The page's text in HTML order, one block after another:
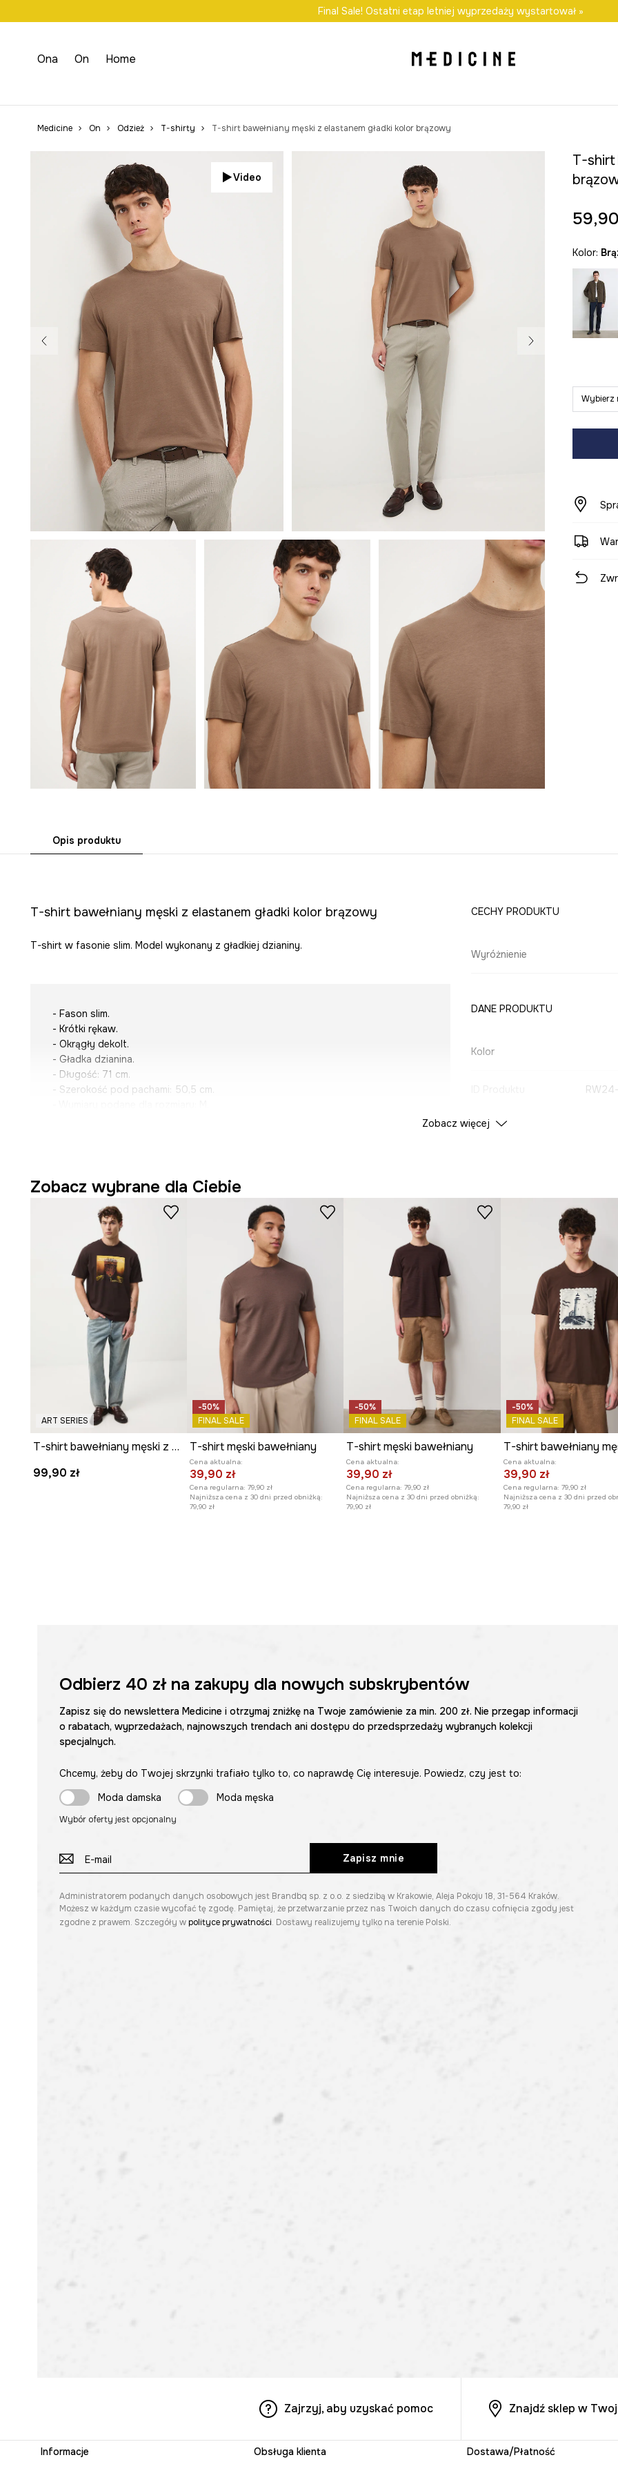
Wysyłka nawet w 24h Darmowa dostawa do salonów
Final Sale! Ostatni etap letniej wyprzedaży wystartował »
Ona On Home
Medicine On Odzież T-shirty T-shirt bawełniany męski z elastanem gładki kolor brązowy
Video
T-shirt
Kolor:
Wybierz
Opis produktu
T-shirt bawełniany męski z elastanem gładki kolor brązowy
T-shirt w fasonie slim. Model wykonany z gładkiej dzianiny.
- Fason slim.
- Krótki rękaw.
- Okrągły dekolt.
- Gładka dzianina.
- Długość: 71 cm.
- Szerokość pod pachami: 50,5 cm.
CECHY PRODUKTU
Wyróżnienie
DANE PRODUKTU
Kolor
Zobacz więcej
Zobacz wybrane dla Ciebie
ART SERIES
T-shirt bawełniany męski z kolekcji Zdzisław Beksiński x Medicine
99,90 zł
-50%
FINAL SALE
T-shirt męski bawełniany
Cena aktualna:
39,90 zł
Cena regularna: 79,90 zł
Najniższa cena z 30 dni przed obniżką:
79,90 zł
-50%
FINAL SALE
T-shirt męski bawełniany
Cena aktualna:
39,90 zł
Cena regularna: 79,90 zł
Najniższa cena z 30 dni przed obniżką:
79,90 zł
-50%
FINAL SALE
Cena aktualna:
39,90 zł
Cena regularna: 79,90 zł
Najniższa cena z 30 dni przed
79,90 zł
Odbierz 40 złna zakupy dla nowych subskrybentów
Zapisz się do newslettera Medicine i otrzymaj zniżkę na Twoje zamówienie za min. 200 zł. Nie przegap informacji
o rabatach, wyprzedażach, najnowszych trendach ani dostępu do przedsprzedaży wybranych kolekcji
specjalnych.
Chcemy, żeby do Twojej skrzynki trafiało tylko to, co naprawdę Cię interesuje. Powiedz, czy jest to:
Moda damska
Moda męska
Wybór oferty jest opcjonalny
Zapisz mnie
Administratorem podanych danych osobowych jest Brandbq sp. z o.o. z siedzibą w Krakowie, Aleja Pokoju 18, 31-564 Kraków.
Możesz w każdym czasie wycofać tę zgodę. Pamiętaj, że przetwarzanie przez nas Twoich danych do czasu cofnięcia zgody jest
zgodne z prawem. Szczegóły w polityce prywatności. Dostawy realizujemy tylko na terenie Polski.
Zajrzyj, aby uzyskać pomoc Znajdź sklep w
Informacje Obsługa klienta Dostawa/Płatność